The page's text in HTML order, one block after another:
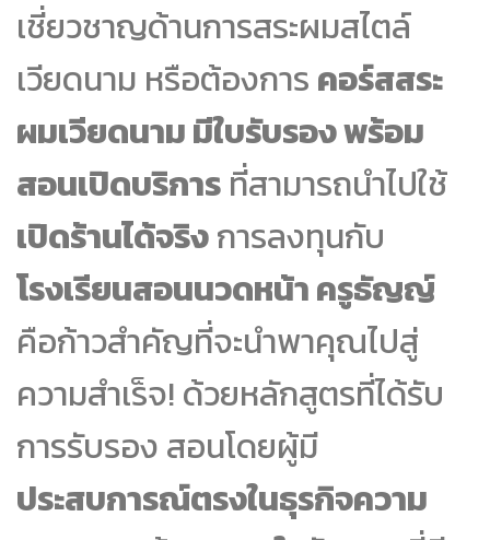
เชี่ยวชาญด้านการสระผมสไตล์
เวียดนาม หรือต้องการ คอร์สสระ
ผมเวียดนาม มีใบรับรอง พร้อม
สอนเปิดบริการ ที่สามารถนำไปใช้
เปิดร้านได้จริงการลงทุนกับ
โรงเรียนสอนนวดหน้า ครูธัญญ์
คือก้าวสำคัญที่จะนำพาคุณไปสู่
ความสำเร็จ! ด้วยหลักสูตรที่ได้รับ
การรับรอง สอนโดยผู้มี
ประสบการณ์ตรงในธุรกิจความ